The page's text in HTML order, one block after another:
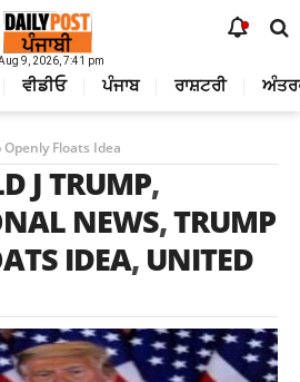
9, 2026, 7:41 pm
ਵੀਡੀਓ ਪੰਜਾਬ ਰਾਸ਼ਟਰੀ
Floats Idea
J TRUMP,
NEWS,TRUMP
IDEA, UNITED